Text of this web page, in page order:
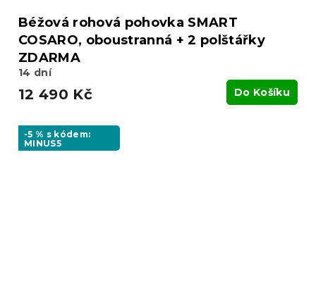
Béžová rohová pohovka SMART
COSARO, oboustranná + 2 polštářky
ZDARMA
14 dní
12 490 Kč Do Košíku
-5 % s kódem:
MINUS5